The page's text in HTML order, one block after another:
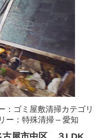
：ゴミ屋敷清掃カテゴリ
ー：特殊清掃 – 愛知